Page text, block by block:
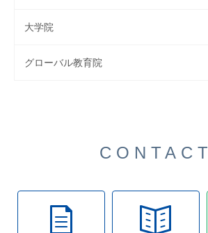
大学院
グローバル教育院
CONTACT